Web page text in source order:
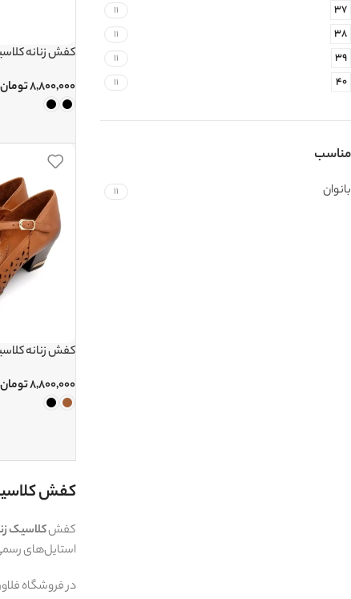
37
11
38
11
39
11
40
11
مناسب
بانوان 11
کفش زنانه کلاسیک
۸,۸۰۰,۰۰۰تومان
کفش زنانه کلاسیک
۸,۸۰۰,۰۰۰تومان
کفش
کفشکلاسیک
استایل‌های
در فروشگاه